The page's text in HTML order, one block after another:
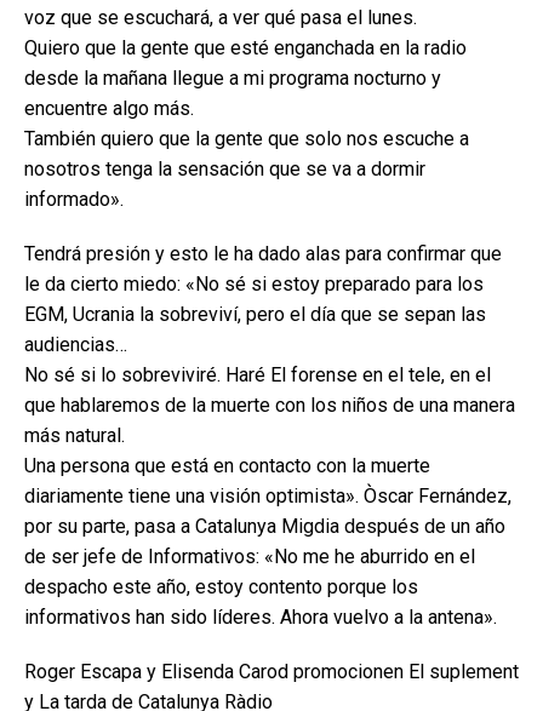
voz que se escuchará, a ver qué pasa el lunes.
Quiero que la gente que esté enganchada en la radio
desde la mañana llegue a mi programa nocturno y
encuentre algo más.
También quiero que la gente que solo nos escuche a
nosotros tenga la sensación que se va a dormir
informado».
Tendrá presión y esto le ha dado alas para confirmar que
le da cierto miedo: «No sé si estoy preparado para los
EGM, Ucrania la sobreviví, pero el día que se sepan las
audiencias…
No sé si lo sobreviviré. Haré El forense en el tele, en el
que hablaremos de la muerte con los niños de una manera
más natural.
Una persona que está en contacto con la muerte
diariamente tiene una visión optimista». Òscar Fernández,
por su parte, pasa a Catalunya Migdia después de un año
de ser jefe de Informativos: «No me he aburrido en el
despacho este año, estoy contento porque los
informativos han sido líderes. Ahora vuelvo a la antena».
Roger Escapa y Elisenda Carod promocionen El suplement
y La tarda de Catalunya Ràdio